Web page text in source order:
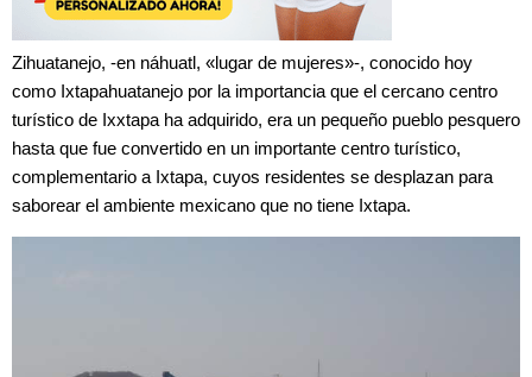
Zihuatanejo, -en náhuatl, «lugar de mujeres»-, conocido hoy
como Ixtapahuatanejo por la importancia que el cercano centro
turístico de Ixxtapa ha adquirido, era un pequeño pueblo pesquero
hasta que fue convertido en un importante centro turístico,
complementario a Ixtapa, cuyos residentes se desplazan para
saborear el ambiente mexicano que no tiene Ixtapa.